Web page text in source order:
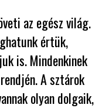
az egész világ.
értük,
is. Mindenkinek
A sztárok
olyan dolgaik,